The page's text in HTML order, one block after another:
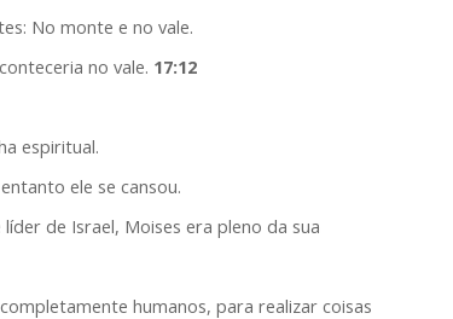
No monte e no vale.
no vale. 17:12
espiritual.
ele se cansou.
de Israel, Moises era pleno da sua
humanos, para realizar coisas